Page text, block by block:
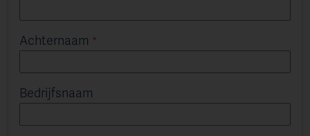
Achternaam
Bedrijfsnaam